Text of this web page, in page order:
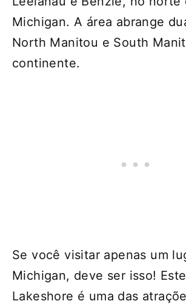
Michigan. A área abrange
North Manitou e South
continente.
Se você visitar apenas um
Michigan, deve ser isso!
Lakeshore é uma das